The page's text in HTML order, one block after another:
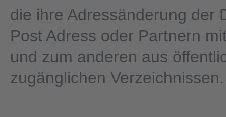
die ihre Adressänderung der
Post Adress oder Partnern
und zum anderen aus
zugänglichen Verzeichnissen.